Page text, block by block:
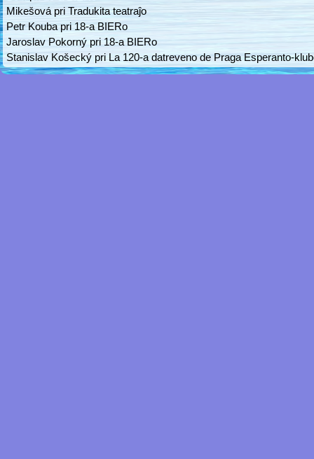
Mikešová pri Tradukita teatraĵo
Petr Kouba pri 18-a BIERo
Jaroslav Pokorný pri 18-a BIERo
Stanislav Košecký pri La 120-a datreveno de Praga Esperanto-